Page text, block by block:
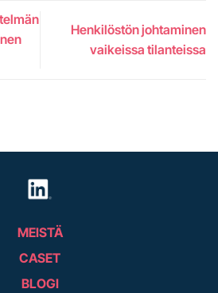
Henkilöstön johtaminen
vaikeissa tilanteissa
MEISTÄ
CASET
BLOGI